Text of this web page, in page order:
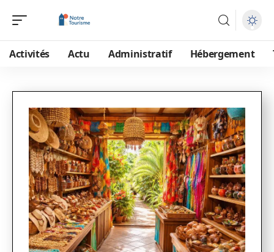
Activités Actu Administratif Hébergement